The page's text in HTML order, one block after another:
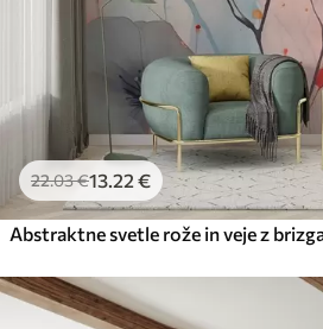
22.03€13.22 €